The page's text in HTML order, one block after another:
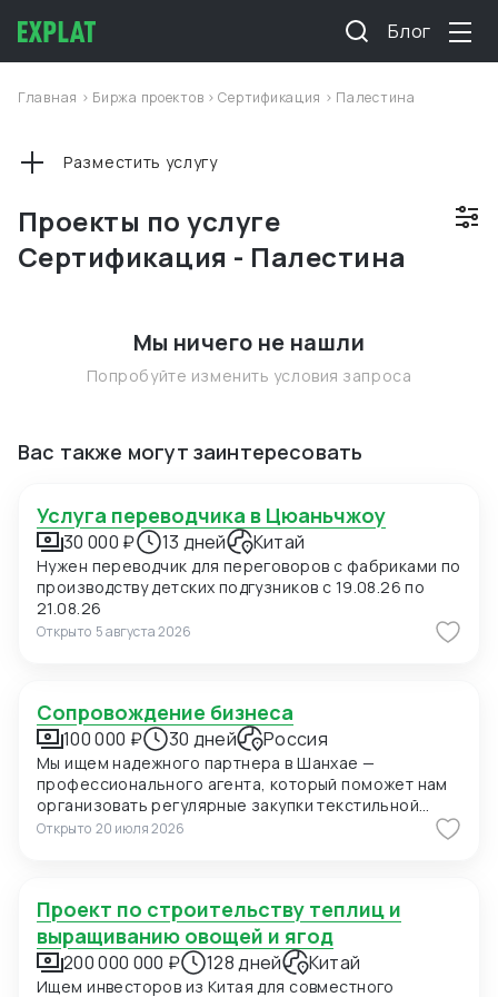
Блог
Главная > Биржа проектов >Сертификация > Палестина
Проекты по услуге
Сертификация - Палестина
Разместить услугу
Мы ничего не нашли
Попробуйте изменить условия запроса
Вас также могут заинтересовать
Услуга переводчика в Цюаньчжоу
30 000 ₽ 13 дней Китай
Нужен переводчик для переговоров с фабриками по
производству детских подгузников с 19.08.26 по
21.08.26
Открыто 5 августа 2026
Сопровождение бизнеса
100 000 ₽ 30 дней Россия
Мы ищем надежного партнера в Шанхае —
профессионального агента, который поможет нам
организовать регулярные закупки текстильной
продукции и фурнитуры в Китае. В ближайшее время
мы планируем приехать в Шанхай для личных встреч
и поиск подходящих фабрик. Конкретно сейчас нас
интересуют позиции: 1. Вешалки пластиковые для
мужских костюмов с возможностью нанесения
логотипа (брендирование). Сегмент —
Открыто 20 июля 2026
Проект по строительству теплиц и
выращиванию овощей и ягод
200 000 000 ₽ 128 дней Китай
Ищем инвесторов из Китая для совместного